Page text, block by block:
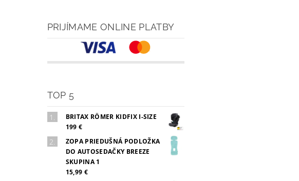
PRIJÍMAME ONLINE PLATBY
TOP 5
BRITAX RÖMER KIDFIX I-SIZE
199 €
ZOPA PRIEDUŠNÁ PODLOŽKA
DO AUTOSEDAČKY BREEZE
SKUPINA 1
15,99 €